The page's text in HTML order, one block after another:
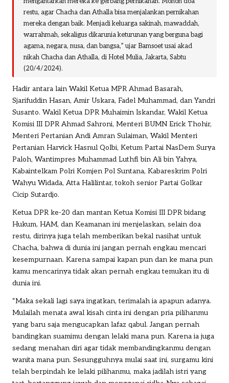
restu, agar Chacha dan Athalla bisa menjalankan pernikahan
mereka dengan baik. Menjadi keluarga sakinah, mawaddah,
warrahmah, sekaligus dikarunia keturunan yang berguna bagi
agama, negara, nusa, dan bangsa,” ujar Bamsoet usai akad
nikah Chacha dan Athalla, di Hotel Mulia, Jakarta, Sabtu
(20/4/2024).
Hadir antara lain Wakil Ketua MPR Ahmad Basarah,
Sjarifuddin Hasan, Amir Uskara, Fadel Muhammad, dan Yandri
Susanto. Wakil Ketua DPR Muhaimin Iskandar, Wakil Ketua
Komisi III DPR Ahmad Sahroni, Menteri BUMN Erick Thohir,
Menteri Pertanian Andi Amran Sulaiman, Wakil Menteri
Pertanian Harvick Hasnul Qolbi, Ketum Partai NasDem Surya
Paloh, Wantimpres Muhammad Luthfi bin Ali bin Yahya,
Kabaintelkam Polri Komjen Pol Suntana, Kabareskrim Polri
Wahyu Widada, Atta Halilintar, tokoh senior Partai Golkar
Cicip Sutardjo.
Ketua DPR ke-20 dan mantan Ketua Komisi III DPR bidang
Hukum, HAM, dan Keamanan ini menjelaskan, selain doa
restu, dirinya juga telah memberikan bekal nasihat untuk
Chacha, bahwa di dunia ini jangan pernah engkau mencari
kesempurnaan. Karena sampai kapan pun dan ke mana pun
kamu mencarinya tidak akan pernah engkau temukan itu di
dunia ini.
“Maka sekali lagi saya ingatkan, terimalah ia apapun adanya.
Mulailah menata awal kisah cinta ini dengan pria pilihanmu
yang baru saja mengucapkan lafaz qabul. Jangan pernah
bandingkan suamimu dengan lelaki mana pun. Karena ia juga
sedang menahan diri agar tidak membandingkanmu dengan
wanita mana pun. Sesungguhnya mulai saat ini, surgamu kini
telah berpindah ke lelaki pilihanmu, maka jadilah istri yang